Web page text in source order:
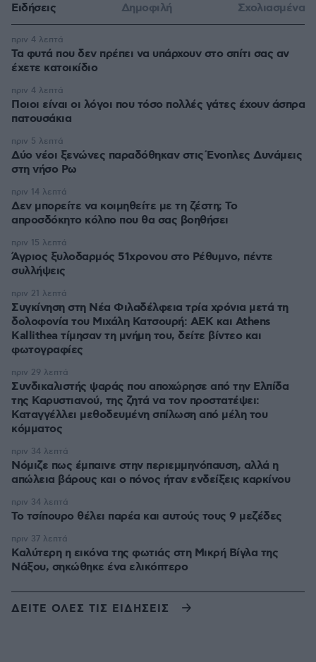
Ειδήσεις Δημοφιλή Σχολιασμένα
Τα φυτά που δεν πρέπει να υπάρχουν στο σπίτι σας αν
έχετε κατοικίδιο
πριν 4 λεπτά
Ποιοι είναι οι λόγοι που τόσο πολλές γάτες έχουν άσπρα
πατουσάκια
πριν 4 λεπτά
Δύο νέοι ξενώνες παραδόθηκαν στις Ένοπλες Δυνάμεις
στη νήσο Ρω
πριν 5 λεπτά
Δεν μπορείτε να κοιμηθείτε με τη ζέστη; Το
απροσδόκητο κόλπο που θα σας βοηθήσει
πριν 14 λεπτά
Άγριος ξυλοδαρμός 51χρονου στο Ρέθυμνο, πέντε
συλλήψεις
πριν 15 λεπτά
Συγκίνηση στη Νέα Φιλαδέλφεια τρία χρόνια μετά τη
δολοφονία του Μιχάλη Κατσουρή: ΑΕΚ και Athens
Kallithea τίμησαν τη μνήμη του, δείτε βίντεο και
φωτογραφίες
πριν 21 λεπτά
Συνδικαλιστής ψαράς που αποχώρησε από την Ελπίδα
της Καρυστιανού, της ζητά να τον προστατέψει:
Καταγγέλλει μεθοδευμένη σπίλωση από μέλη του
κόμματος
πριν 29 λεπτά
Νόμιζε πως έμπαινε στην περιεμμηνόπαυση, αλλά η
απώλεια βάρους και ο πόνος ήταν ενδείξεις καρκίνου
πριν 34 λεπτά
Το τσίπουρο θέλει παρέα και αυτούς τους 9 μεζέδες
πριν 34 λεπτά
Καλύτερη η εικόνα της φωτιάς στη Μικρή Βίγλα της
Νάξου, σηκώθηκε ένα ελικόπτερο
πριν 37 λεπτά
ΔΕΙΤΕ ΟΛΕΣ ΤΙΣ ΕΙΔΗΣΕΙΣ